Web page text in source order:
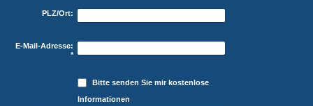
PLZ/Ort:
E-Mail-Adresse:
*
Bitte senden Sie mir kostenlose
Informationen